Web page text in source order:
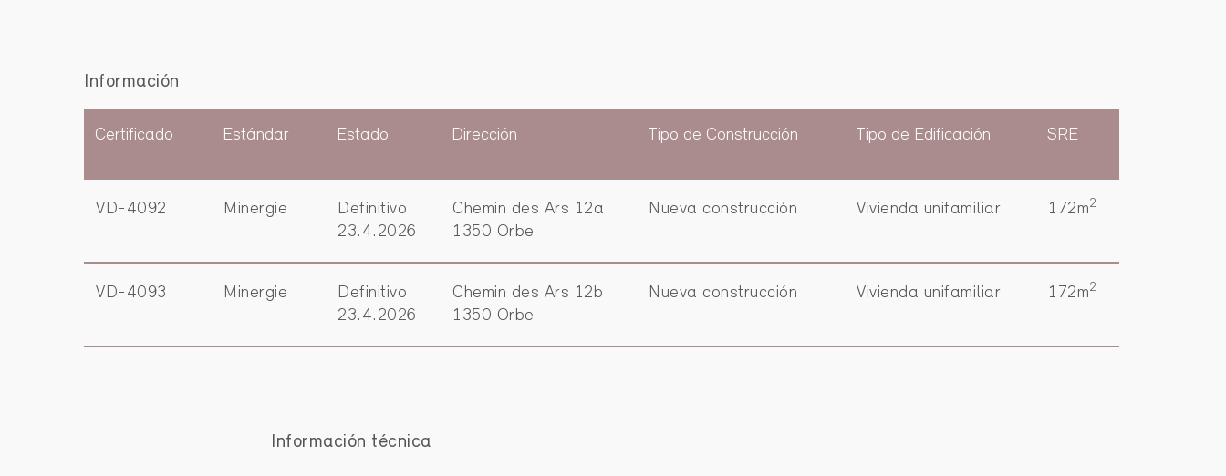
Información
Certificado Estándar Estado Dirección Tipo de Construcción Tipo de Edificación SRE
VD-4092 Minergie
Definitivo
23.4.2026
Chemin des Ars 12a
1350 Orbe
Nueva construcción Vivienda unifamiliar 172m2
VD-4093 Minergie
Definitivo
23.4.2026
Chemin des Ars 12b
1350 Orbe
Nueva construcción Vivienda unifamiliar 172m2
Información técnica